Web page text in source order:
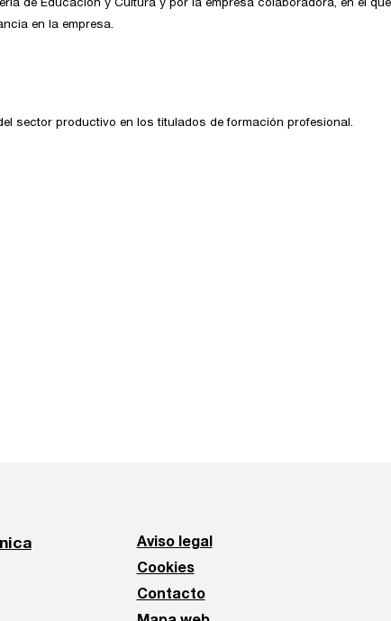
de Educación y Cultura y por la empresa colaboradora, en el que
en la empresa.
sector productivo en los titulados de formación profesional.
Aviso legal
Cookies
Contacto